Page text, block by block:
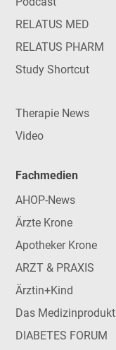
RELATUS MED
RELATUS PHARM
Study Shortcut
Therapie News
Video
Fachmedien
AHOP-News
Ärzte Krone
Apotheker Krone
ARZT & PRAXIS
Ärztin+Kind
Das Medizinprodukt
DIABETES FORUM